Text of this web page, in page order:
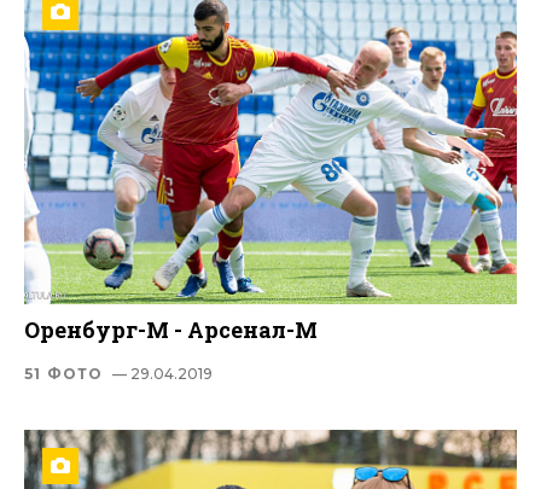
Оренбург-М - Арсенал-М
51 ФОТО — 29.04.2019